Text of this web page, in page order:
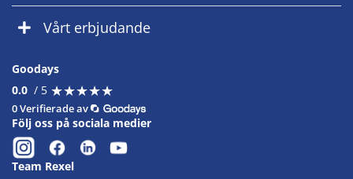
Vårt erbjudande
Goodays
0.0 / 5 ★★★★★
★★★★★
0 Verifierade av
Följ oss på sociala medier
Team Rexel